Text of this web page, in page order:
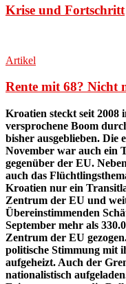
Krise und Fortschritt
Artikel
Rente mit 68? Nicht
Kroatien steckt seit 2008
versprochene Boom
bisher ausgeblieben. Die
November war auch ein
gegenüber der EU.
auch das
Kroatien nur ein
Zentrum der EU und
Übereinstimmenden
September mehr als
Zentrum der EU
politische Stimmung mit
aufgeheizt. Auch der
nationalistisch